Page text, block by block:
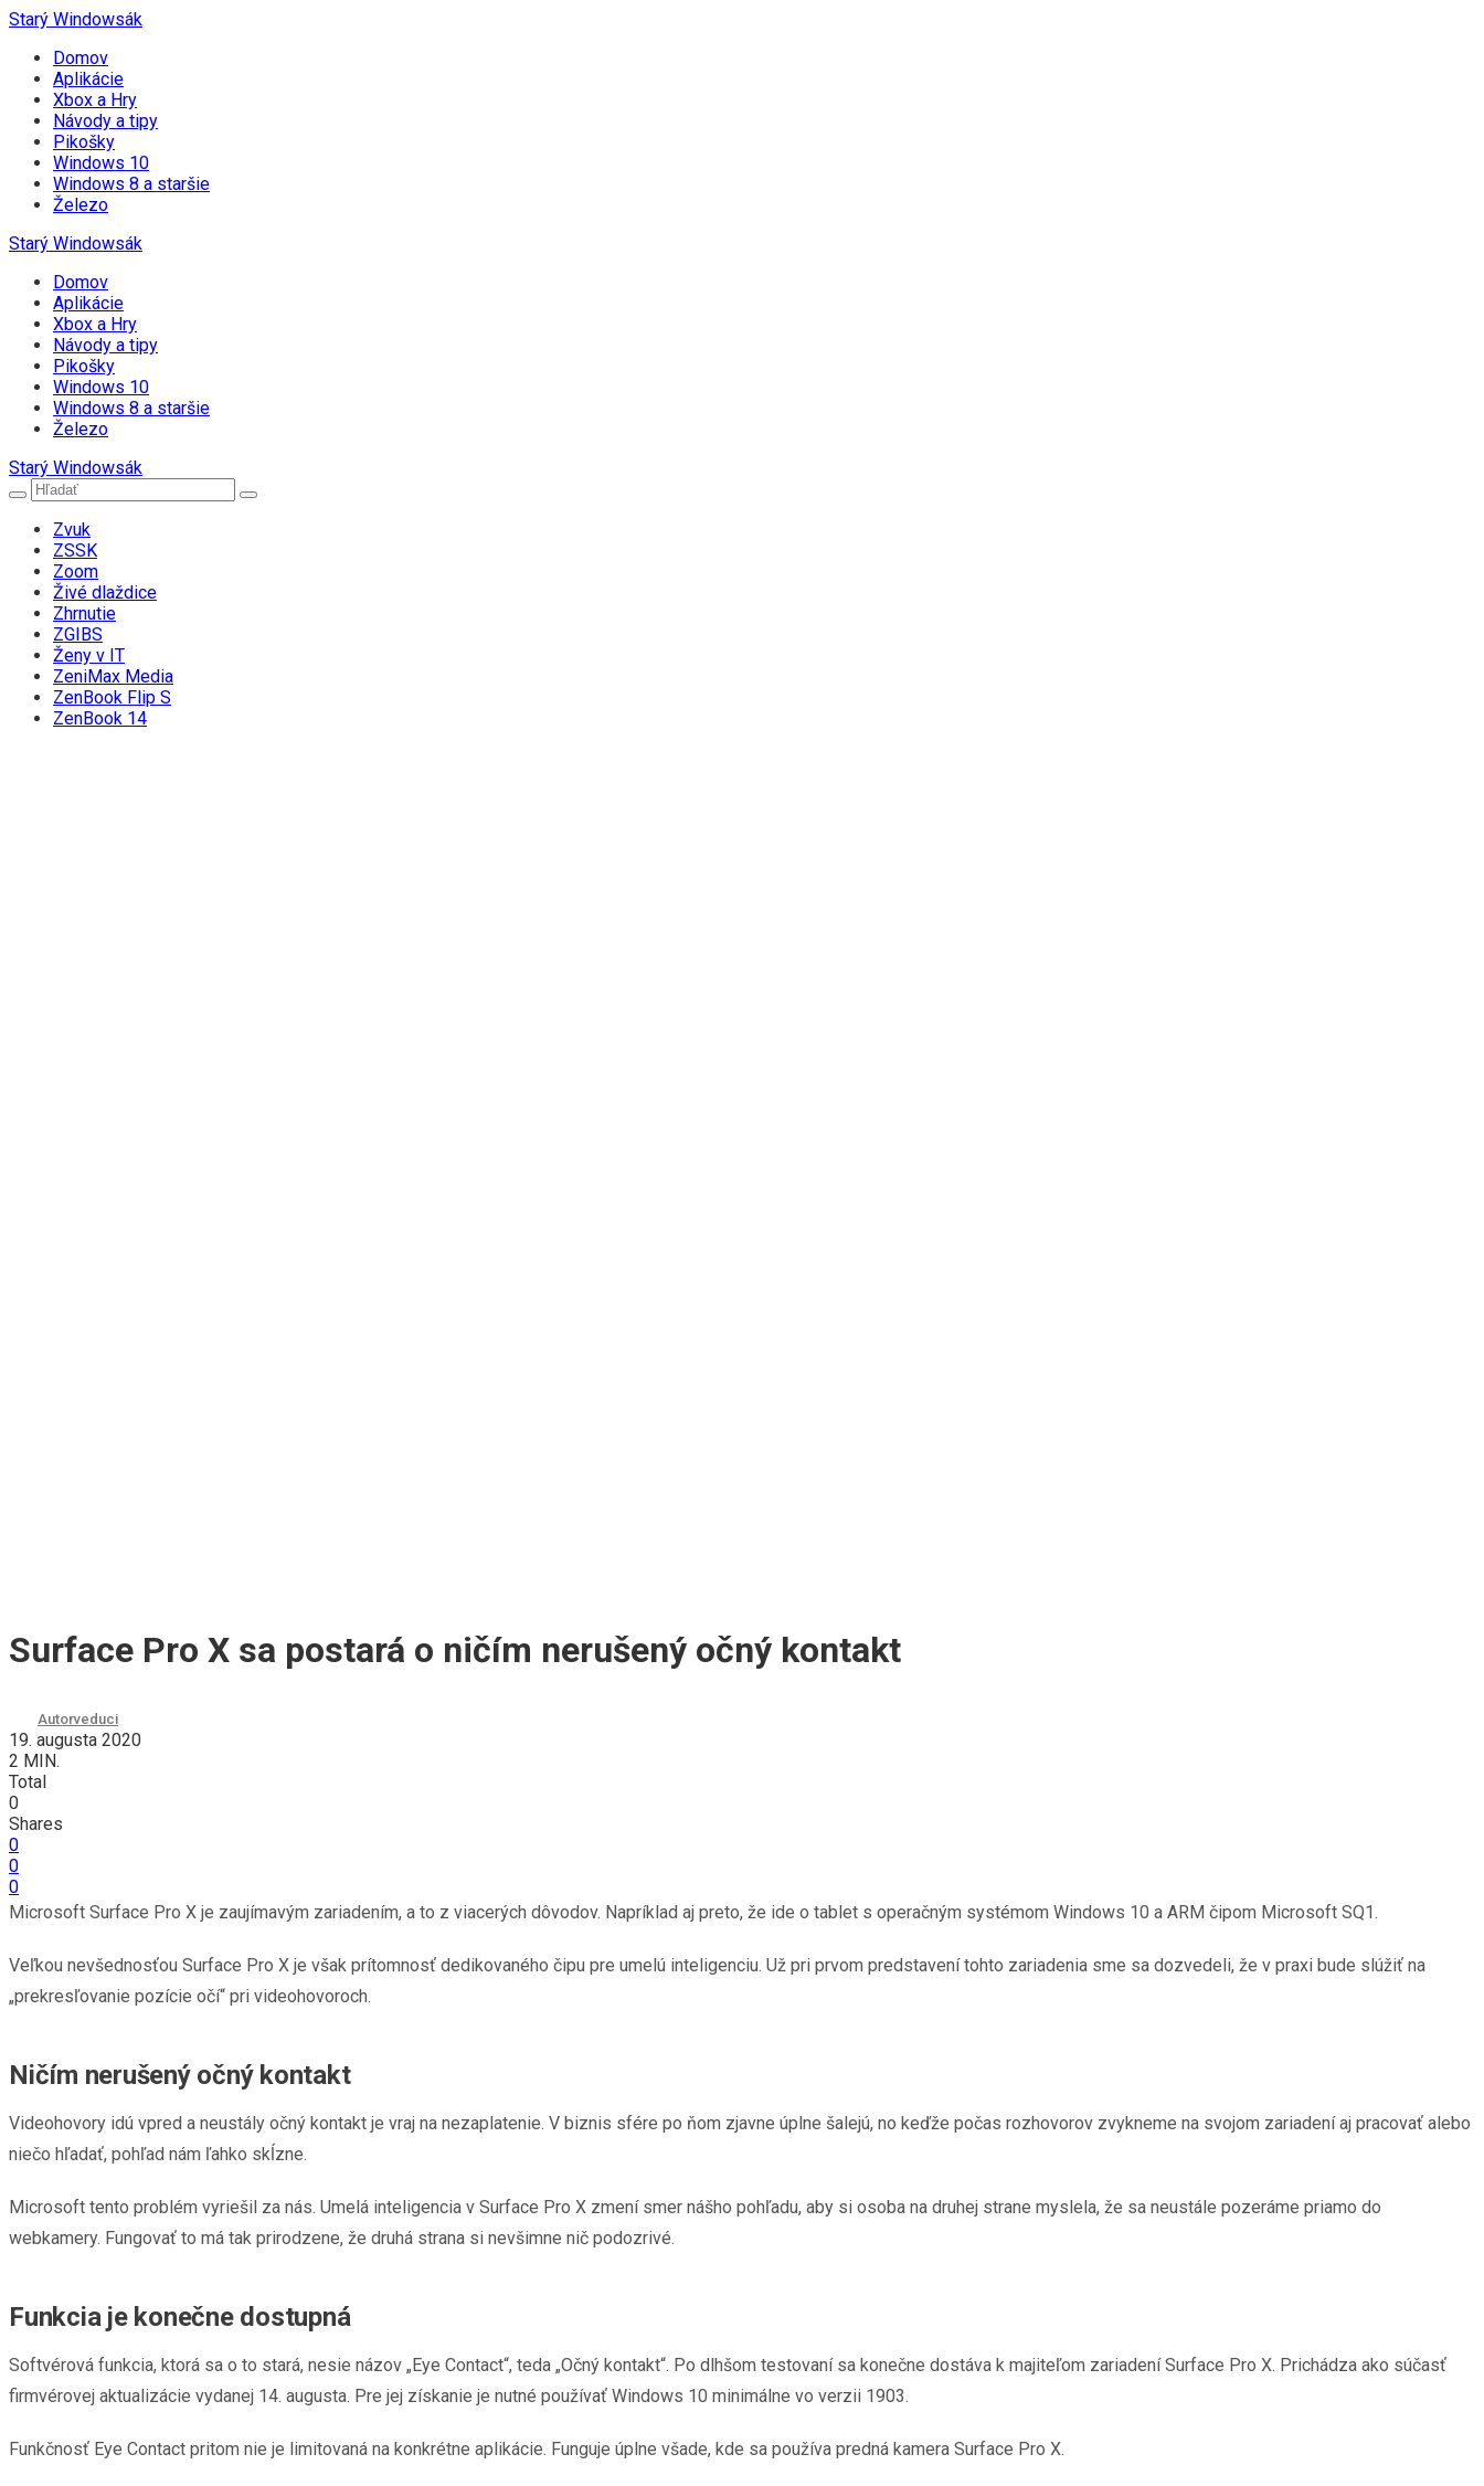
Starý Windowsák
Domov
Aplikácie
Xbox a Hry
Návody a tipy
Pikošky
Windows 10
Windows 8 a staršie
Železo
Starý Windowsák
Domov
Aplikácie
Xbox a Hry
Návody a tipy
Pikošky
Windows 10
Windows 8 a staršie
Železo
Starý Windowsák
Zvuk
ZSSK
Zoom
Živé dlaždice
Zhrnutie
ZGIBS
Ženy v IT
ZeniMax Media
ZenBook Flip S
ZenBook 14
Surface Pro X sa postará o ničím nerušený očný kontakt
Autorveduci
19. augusta 2020
2 MIN.
Total
0
Shares
0
0
0
Microsoft Surface Pro X je zaujímavým zariadením, a to z viacerých dôvodov. Napríklad aj preto, že ide o tablet s operačným systémom Windows 10 a ARM čipom Microsoft SQ1.
Veľkou nevšednosťou Surface Pro X je však prítomnosť dedikovaného čipu pre umelú inteligenciu. Už pri prvom predstavení tohto zariadenia sme sa dozvedeli, že v praxi bude slúžiť na
„prekresľovanie pozície očí“ pri videohovoroch.
Ničím nerušený očný kontakt
Videohovory idú vpred a neustály očný kontakt je vraj na nezaplatenie. V biznis sfére po ňom zjavne úplne šalejú, no keďže počas rozhovorov zvykneme na svojom zariadení aj pracovať alebo
niečo hľadať, pohľad nám ľahko skĺzne.
Microsoft tento problém vyriešil za nás. Umelá inteligencia v Surface Pro X zmení smer nášho pohľadu, aby si osoba na druhej strane myslela, že sa neustále pozeráme priamo do
webkamery. Fungovať to má tak prirodzene, že druhá strana si nevšimne nič podozrivé.
Funkcia je konečne dostupná
Softvérová funkcia, ktorá sa o to stará, nesie názov „Eye Contact“, teda „Očný kontakt“. Po dlhšom testovaní sa konečne dostáva k majiteľom zariadení Surface Pro X. Prichádza ako súčasť
firmvérovej aktualizácie vydanej 14. augusta. Pre jej získanie je nutné používať Windows 10 minimálne vo verzii 1903.
Funkčnosť Eye Contact pritom nie je limitovaná na konkrétne aplikácie. Funguje úplne všade, kde sa používa predná kamera Surface Pro X.